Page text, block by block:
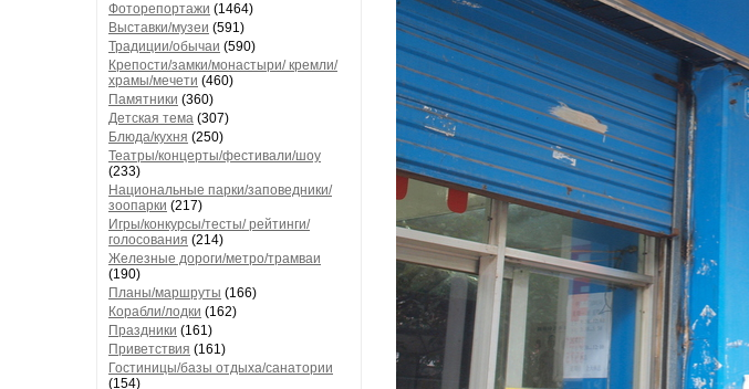
Фоторепортажи (1464)
Выставки/музеи (591)
Традиции/обычаи (590)
Крепости/замки/монастыри/ кремли/
храмы/мечети (460)
Памятники (360)
Детская тема (307)
Блюда/кухня (250)
Театры/концерты/фестивали/шоу
(233)
Национальные парки/заповедники/
зоопарки (217)
Игры/конкурсы/тесты/ рейтинги/
голосования (214)
Железные дороги/метро/трамваи
(190)
Планы/маршруты (166)
Корабли/лодки (162)
Праздники (161)
Приветствия (161)
Гостиницы/базы отдыха/санатории
(154)